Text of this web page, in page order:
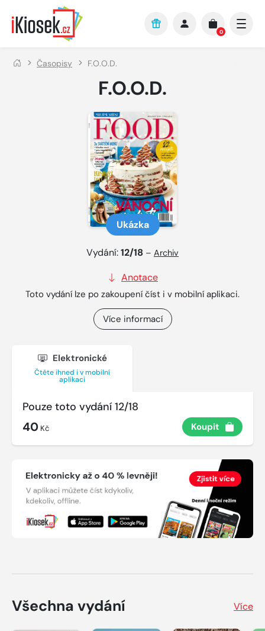
Přejít na hlavní obsah
0
Časopisy F.O.O.D.
F.O.O.D.
Ukázka
Vydání:12/18 – Archiv
Anotace
Toto vydání lze po zakoupení číst i v mobilní aplikaci.
Více informací
Elektronické
Čtěte ihned i v mobilní
aplikaci
Pouze toto vydání 12/18
40 Kč Koupit
Všechna vydání Více